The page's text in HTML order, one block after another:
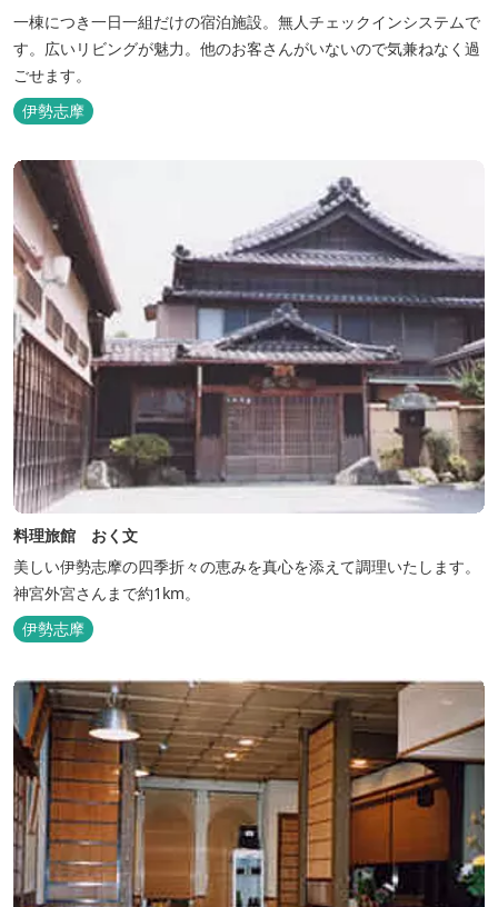
一棟につき一日一組だけの宿泊施設。無人チェックインシステムで
す。広いリビングが魅力。他のお客さんがいないので気兼ねなく過
ごせます。
伊勢志摩
料理旅館 おく文
美しい伊勢志摩の四季折々の恵みを真心を添えて調理いたします。
神宮外宮さんまで約1km。
伊勢志摩